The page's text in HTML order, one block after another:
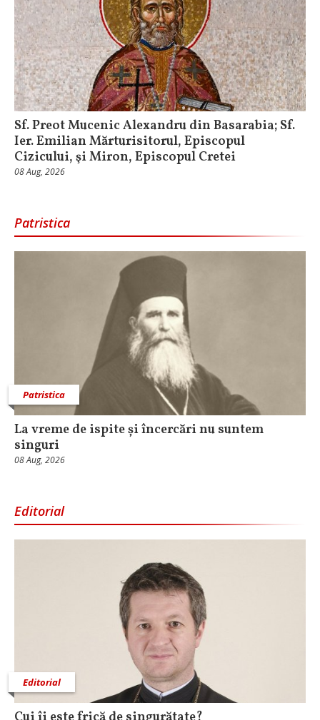
Sf. Preot Mucenic Alexandru din Basarabia; Sf.
Ier. Emilian Mărturisitorul, Episcopul
Cizicului, şi Miron, Episcopul Cretei
08 Aug, 2026
Patristica
Patristica
La vreme de ispite și încercări nu suntem
singuri
08 Aug, 2026
Editorial
Editorial